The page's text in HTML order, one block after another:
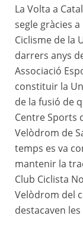
La Volta a
segle gràcies
Ciclisme de la
darrers anys
Associació
constituir la
de la fusió de
Centre Sports
Velòdrom de
temps es va
mantenir la
Club Ciclista
Velòdrom del
destacaven